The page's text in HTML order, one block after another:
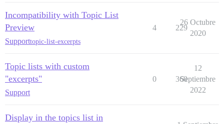
Incompatibility with Topic List
Preview
Supporttopic-list-excerpts
4 229
26 Octubre
2020
Topic lists with custom
"excerpts"
Support
0 360
12
Septiembre
2022
Display in the topics list in